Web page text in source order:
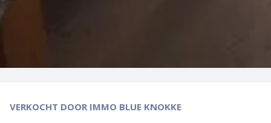
VERKOCHT DOOR IMMO BLUE KNOKKE